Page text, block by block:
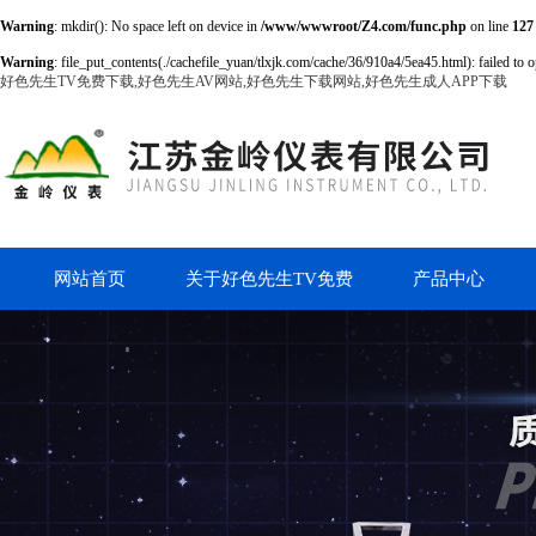
Warning: mkdir(): No space left on device in /www/wwwroot/Z4.com/func.php on line 127
Warning: file_put_contents(./cachefile_yuan/tlxjk.com/cache/36/910a4/5ea45.html): failed
好色先生TV免费下载,好色先生AV网站,好色先生下载网站,好色先生成人APP下载
网站首页 关于好色先生TV免费 产品中心